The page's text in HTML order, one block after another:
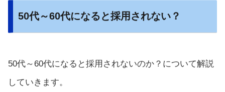
50代～60代になると採用されない？
50代～60代になると採用されないのか？について解説
していきます。